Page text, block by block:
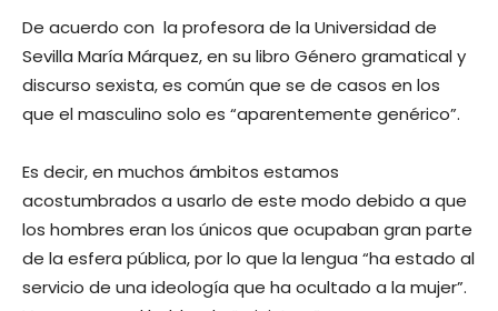
De acuerdo con la profesora de la Universidad de
Sevilla María Márquez, en su libro Género gramatical y
discurso sexista, es común que se de casos en los
que el masculino solo es “aparentemente genérico”.
Es decir, en muchos ámbitos estamos
acostumbrados a usarlo de este modo debido a que
los hombres eran los únicos que ocupaban gran parte
de la esfera pública, por lo que la lengua “ha estado al
servicio de una ideología que ha ocultado a la mujer”.